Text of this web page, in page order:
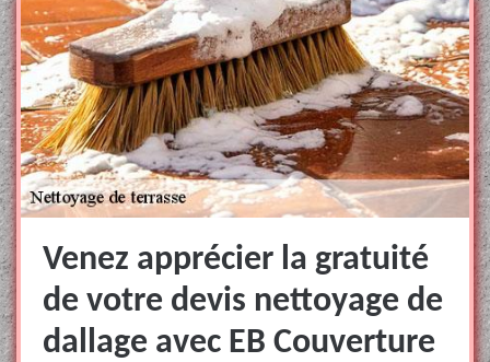
Venez apprécier la gratuité
de votre devis nettoyage de
dallage avec EB Couverture